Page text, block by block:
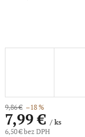
9,86 € –18 %
7,99 €/ ks
6,50 € bez DPH